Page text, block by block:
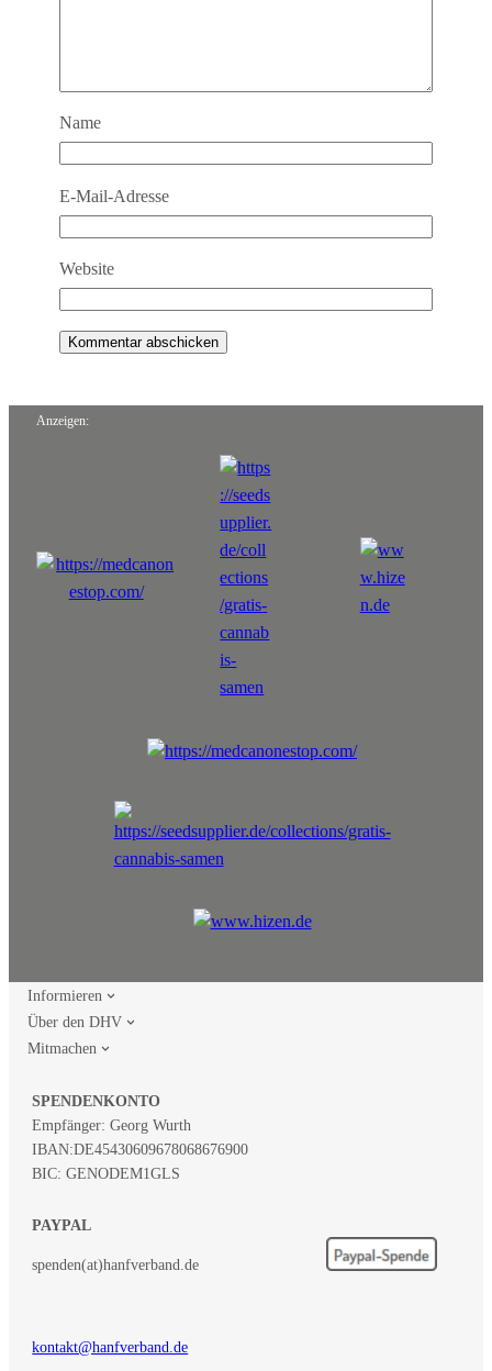
Name
E-Mail-Adresse
Website
Anzeigen:
Informieren
Über den DHV
Mitmachen
SPENDENKONTO
Empfänger: Georg Wurth
IBAN:DE45430609678068676900
BIC: GENODEM1GLS
PAYPAL
spenden(at)hanfverband.de
kontakt@hanfverband.de